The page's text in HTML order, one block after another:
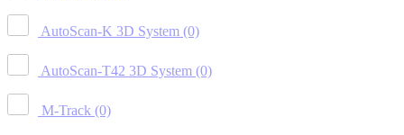
AutoScan-K 3D System (0)
AutoScan-T42 3D System (0)
M-Track (0)